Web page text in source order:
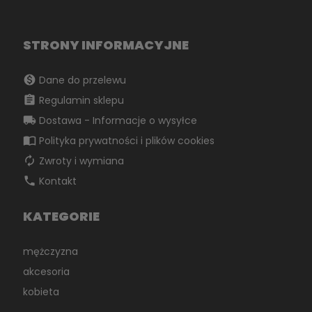
STRONY INFORMACYJNE
monetization_on Dane do przelewu
assignment Regulamin sklepu
local_shipping Dostawa - Informacje o wysyłce
import_contacts Polityka prywatności i plików cookies
autorenew Zwroty i wymiana
phone Kontakt
KATEGORIE
mężczyzna
akcesoria
kobieta